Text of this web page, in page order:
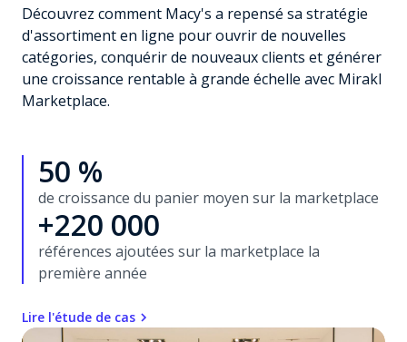
Découvrez comment Macy's a repensé sa stratégie
d'assortiment en ligne pour ouvrir de nouvelles
catégories, conquérir de nouveaux clients et générer
une croissance rentable à grande échelle avec Mirakl
Marketplace.
50 %
de croissance du panier moyen sur la marketplace
+220 000
références ajoutées sur la marketplace la
première année
Lire l'étude de cas